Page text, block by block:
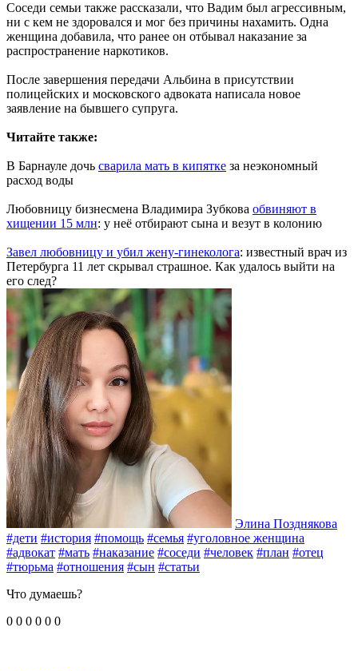
Соседи семьи также рассказали, что Вадим был агрессивным,
ни с кем не здоровался и мог без причины нахамить. Одна
женщина добавила, что ранее он отбывал наказание за
распространение наркотиков.
После завершения передачи Альбина в присутствии
полицейских и московского адвоката написала новое
заявление на бывшего супруга.
Читайте также:
В Барнауле дочь сварила мать в кипятке за неэкономный
расход воды
Любовницу бизнесмена Владимира Зубкова обвиняют в
хищении 15 млн: у неё отбирают сына и везут в колонию
Завел любовницу и убил жену-гинеколога: известный врач из
Петербурга 11 лет скрывал страшное. Как удалось выйти на
его след?
Элина Позднякова
#дети #история #помощь #семья #уголовное женщина
#адвокат #мать #наказание #соседи #человек #план #отец
#тюрьма #отношения #сын #статьи
Что думаешь?
0 0 0 0 0 0